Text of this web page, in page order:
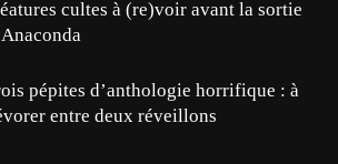
cultes à (re)voir avant la sortie
pépites d’anthologie horrifique : à
entre deux réveillons